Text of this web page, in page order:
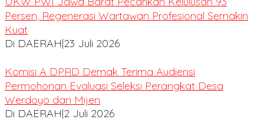
Persen, Regenerasi Wartawan Profesional Semakin
Kuat
Di DAERAH|23 Juli 2026
Komisi A DPRD Demak Terima Audiensi
Permohonan Evaluasi Seleksi Perangkat Desa
Werdoyo dan Mijen
Di DAERAH|2 Juli 2026